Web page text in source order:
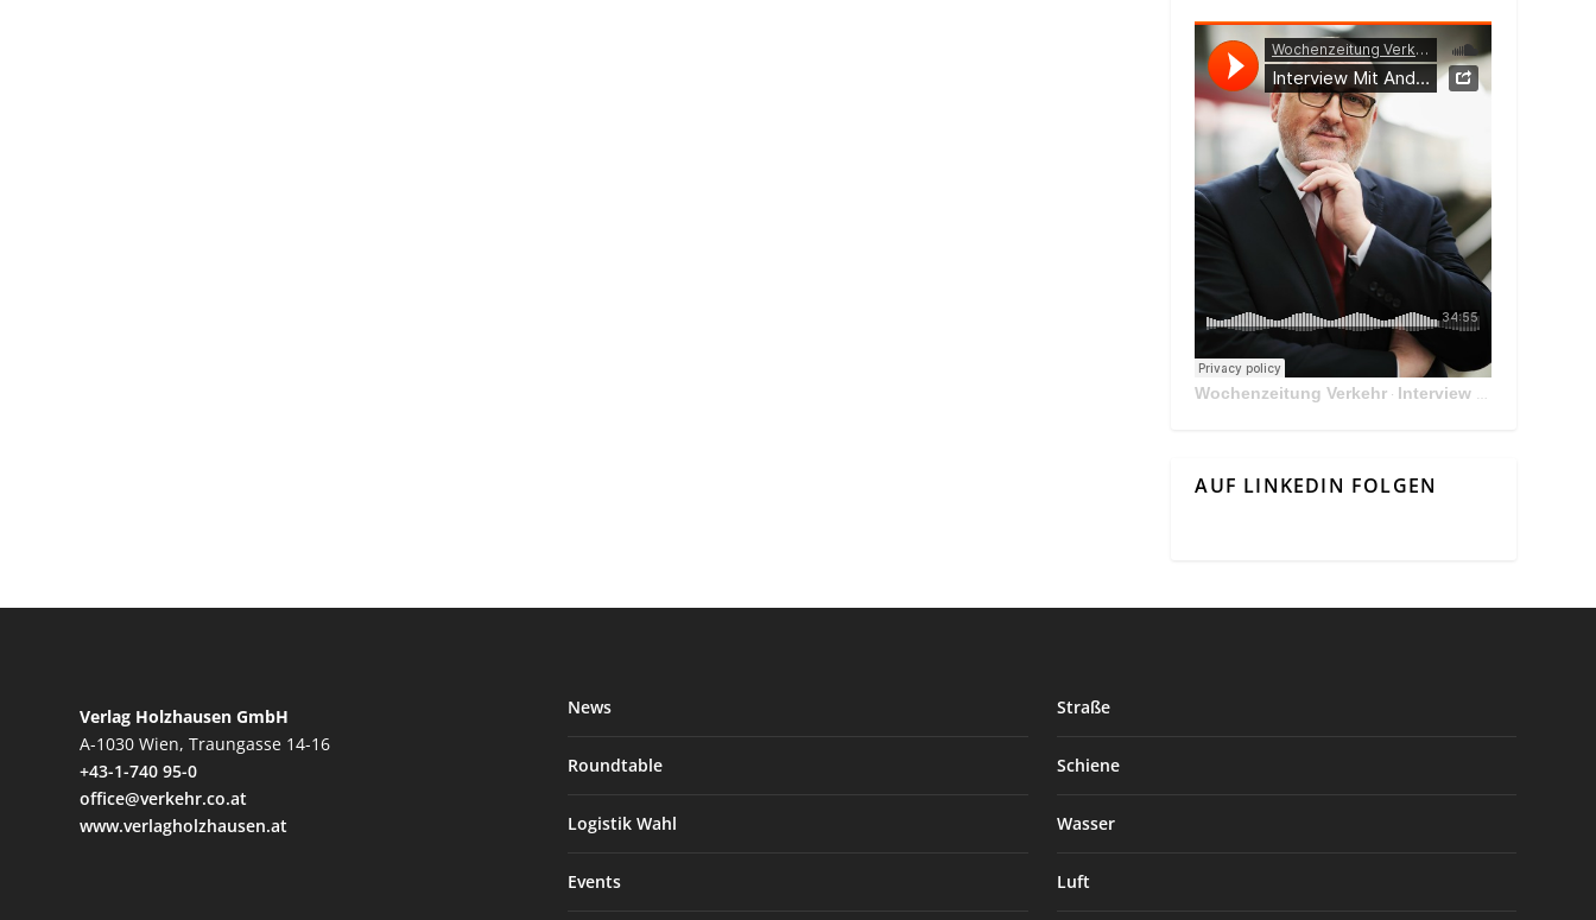
Wochenzeitung Verkehr · Interview Mit Andreas Matthä, CEO der ÖBB Holding
AUF LINKEDIN FOLGEN
Verlag Holzhausen GmbH
A-1030 Wien, Traungasse 14-16
+43-1-740 95-0
office@verkehr.co.at
www.verlagholzhausen.at
News
Roundtable
Logistik Wahl
Events
Straße
Schiene
Wasser
Luft